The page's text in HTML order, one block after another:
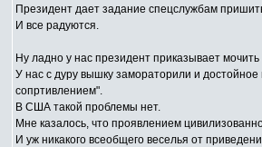
Президент дает задание спецслужбам
И все радуются.
Ну ладно у нас президент приказывает
У нас с дуру вышку замораторили и
сопртивлением".
В США такой проблемы нет.
Мне казалось, что проявлением
И уж никакого всеобщего веселья от